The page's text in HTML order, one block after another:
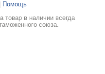
Помощь
товар в наличии всегда
союза.